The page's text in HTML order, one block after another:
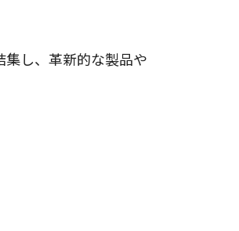
し、革新的な製品や